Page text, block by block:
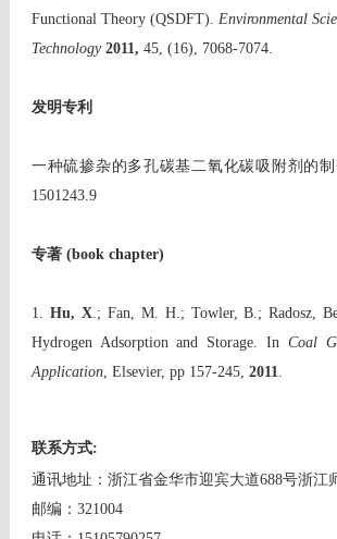
Functional Theory (QSDFT). Environmental
Technology 2011, 45, (16), 7068-7074.
发明专利
一种硫掺杂的多孔碳基二氧化碳吸附剂的制
1501243.9
专著 (book chapter)
1. Hu, X.; Fan, M. H.; Towler, B.; Radosz,
Hydrogen Adsorption and Storage. In Coal
Application, Elsevier, pp 157-245, 2011.
联系方式:
通讯地址：浙江省金华市迎宾大道688号浙江
邮编： 321004